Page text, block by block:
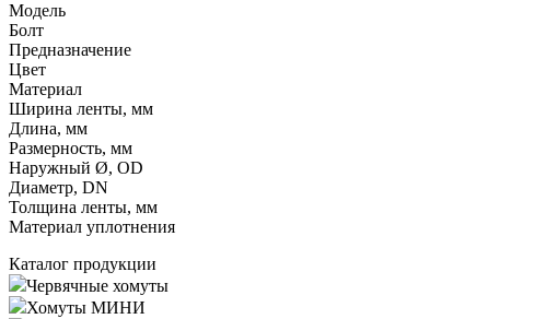
Модель
Болт
Предназначение
Цвет
Материал
Ширина ленты, мм
Длина, мм
Размерность, мм
Наружный Ø, OD
Диаметр, DN
Толщина ленты, мм
Материал уплотнения
Каталог продукции
Червячные хомуты
Хомуты МИНИ